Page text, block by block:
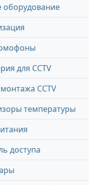
оборудование
для CCTV
CCTV
температуры
доступа